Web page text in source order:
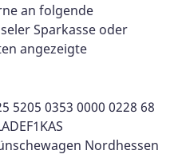
an folgende
Sparkasse oder
angezeigte
0000 0228 68
Nordhessen